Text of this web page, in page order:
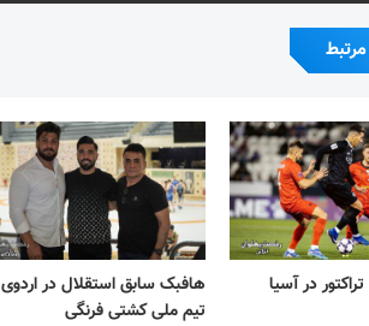
در آسیا
هافبک سابق استقلال در اردوی
تیم ملی کشتی فرنگی